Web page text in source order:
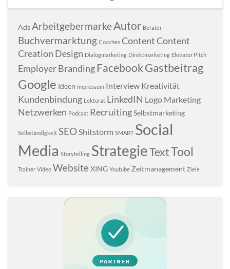
AdsArbeitgebermarkeAutor Berater
Buchvermarktung Coaches Content Content
Creation Design Dialogmarketing Direktmarketing Elevator Pitch
Employer BrandingFacebook Gastbeitrag
Google Ideen Impressum Interview Kreativität
Kundenbindung Lektorat LinkedIN Logo Marketing
Netzwerken Podcast RecruitingSelbstmarketing
Selbständigkeit SEOShitstorm SMART Social
Media Storytelling StrategieTextTool
Trainer Video Website XING Youtube Zeitmanagement Ziele